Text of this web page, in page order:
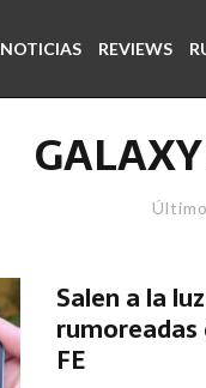
NOTICIAS REVIEWS
Último
Salen a la
rumoreadas
FE